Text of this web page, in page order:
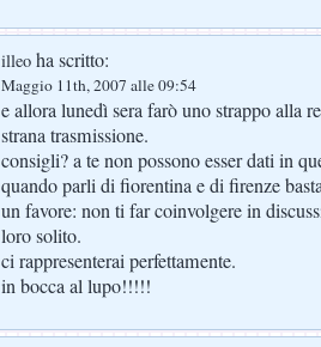
illeo ha scritto:
Maggio 11th, 2007 alle 09:54
e allora lunedì sera farò uno strappo alla
strana trasmissione.
consigli? a te non possono esser dati in
quando parli di fiorentina e di firenze
un favore: non ti far coinvolgere in
loro solito.
ci rappresenterai perfettamente.
in bocca al lupo!!!!!